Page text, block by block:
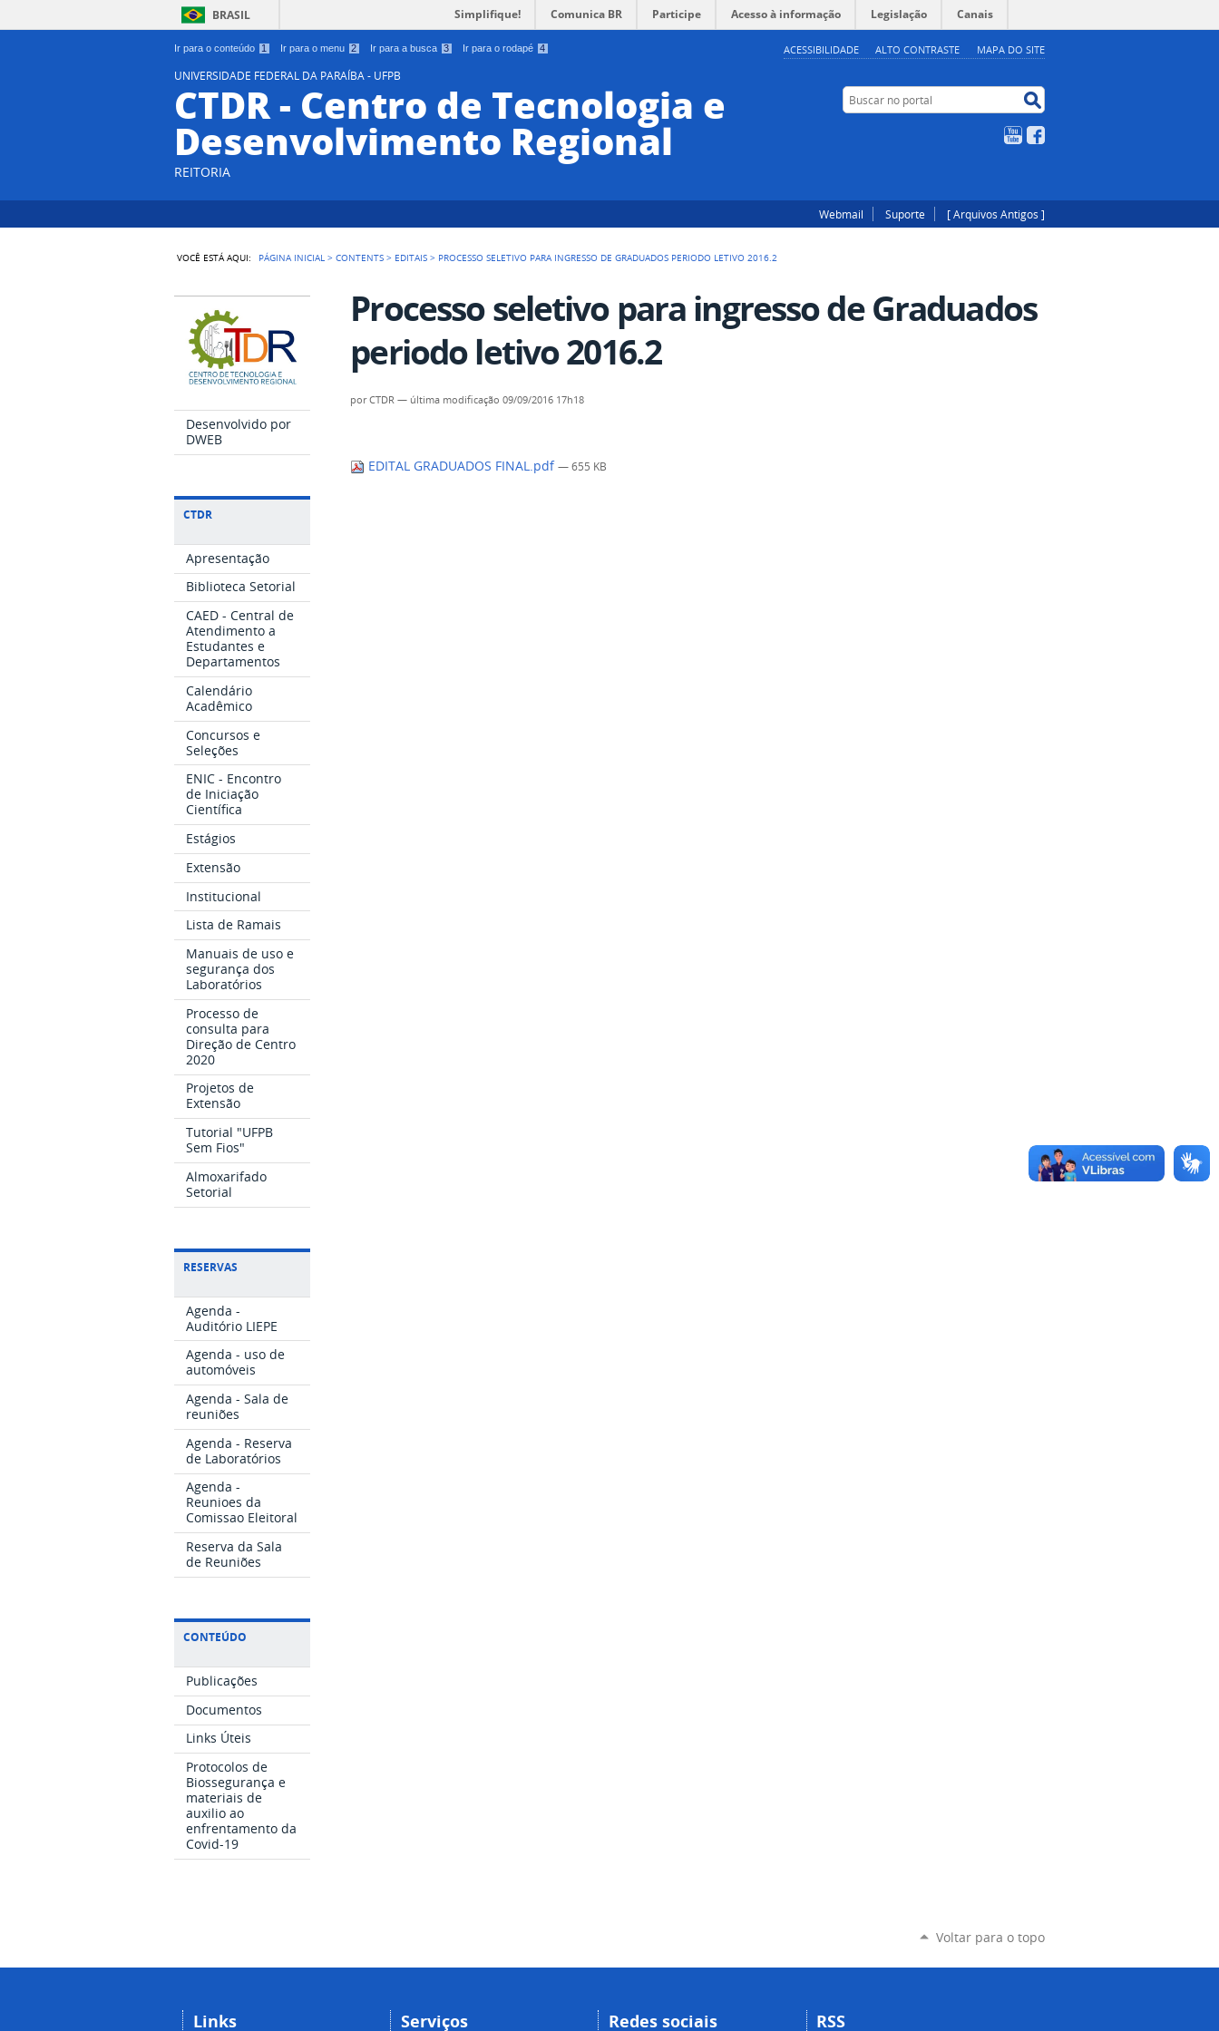
Ir para o conteúdo 1 Ir para o menu 2 Ir para a busca 3 Ir para o rodapé 4 ACESSIBILIDADE ALTO CONTRASTE MAPA DO SITE
BRASIL Simplifique! Comunica BR Participe Acesso à informação Legislação Canais
UNIVERSIDADE FEDERAL DA PARAÍBA - UFPB
CTDR - Centro de Tecnologia e
Desenvolvimento Regional
REITORIA
Buscar no portal
YouTube
Webmail Suporte [ Arquivos Antigos ]
VOCÊ ESTÁ AQUI: PÁGINA INICIAL >CONTENTS > EDITAIS > PROCESSO SELETIVO PARA INGRESSO DE GRADUADOS PERIODO LETIVO 2016.2
Desenvolvido por
DWEB
CTDR
Apresentação
Biblioteca Setorial
CAED - Central de
Atendimento a
Estudantes e
Departamentos
Calendário
Acadêmico
Concursos e
Seleções
ENIC - Encontro
de Iniciação
Científica
Estágios
Extensão
Institucional
Lista de Ramais
Manuais de uso e
segurança dos
Laboratórios
Processo de
consulta para
Direção de Centro
2020
Projetos de
Extensão
Tutorial "UFPB
Sem Fios"
Almoxarifado
Setorial
RESERVAS
Agenda -
Auditório LIEPE
Agenda - uso de
automóveis
Agenda - Sala de
reuniões
Agenda - Reserva
de Laboratórios
Agenda -
Reunioes da
Comissao Eleitoral
Reserva da Sala
de Reuniões
CONTEÚDO
Publicações
Documentos
Links Úteis
Protocolos de
Biossegurança e
materiais de
auxilio ao
enfrentamento da
Covid-19
Processo seletivo para ingresso de Graduados
periodo letivo 2016.2
porCTDR — última modificação 09/09/2016 17h18
EDITAL GRADUADOS FINAL.pdf— 655 KB
Voltar para o topo
Links Serviços Redes sociais RSS